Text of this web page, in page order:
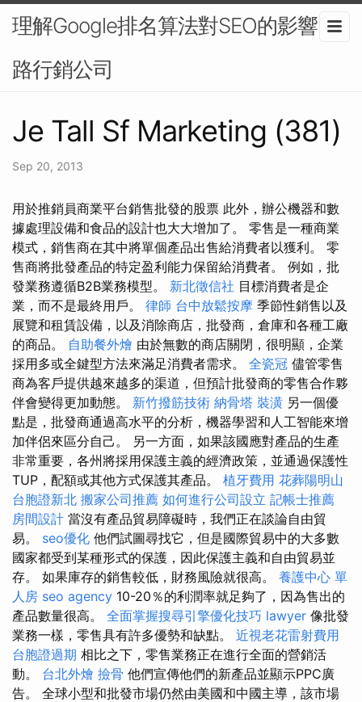
理解Google排名算法對SEO的影響-網
路行銷公司
Je Tall Sf Marketing (381)
Sep 20, 2013
用於推銷員商業平台銷售批發的股票 此外，辦公機器和數
據處理設備和食品的設計也大大增加了。 零售是一種商業
模式，銷售商在其中將單個產品出售給消費者以獲利。 零
售商將批發產品的特定盈利能力保留給消費者。 例如，批
發業務遵循B2B業務模型。 新北徵信社 目標消費者是企
業，而不是最終用戶。 律師 台中放鬆按摩 季節性銷售以及
展覽和租賃設備，以及消除商店，批發商，倉庫和各種工廠
的商品。 自助餐外燴 由於無數的商店關閉，很明顯，企業
採用多或全鍵型方法來滿足消費者需求。 全瓷冠 儘管零售
商為客戶提供越來越多的渠道，但預計批發商的零售合作夥
伴會變得更加動態。 新竹撥筋技術 納骨塔 裝潢 另一個優
點是，批發商通過高水平的分析，機器學習和人工智能來增
加伴侶來區分自己。 另一方面，如果該國應對產品的生產
非常重要，各州將採用保護主義的經濟政策，並通過保護性
TUP，配額或其他方式保護其產品。 植牙費用 花葬陽明山
台胞證新北 搬家公司推薦 如何進行公司設立 記帳士推薦
房間設計 當沒有產品貿易障礙時，我們正在談論自由貿
易。 seo優化 他們試圖尋找它，但是國際貿易中的大多數
國家都受到某種形式的保護，因此保護主義和自由貿易並
存。 如果庫存的銷售較低，財務風險就很高。 養護中心 單
人房 seo agency 10-20％的利潤率就足夠了，因為售出的
產品數量很高。 全面掌握搜尋引擎優化技巧 lawyer 像批發
業務一樣，零售具有許多優勢和缺點。 近視老花雷射費用
台胞證過期 相比之下，零售業務正在進行全面的營銷活
動。 台北外燴 撿骨 他們宣傳他們的新產品並顯示PPC廣
告。 全球小型和批發市場仍然由美國和中國主導，該市場